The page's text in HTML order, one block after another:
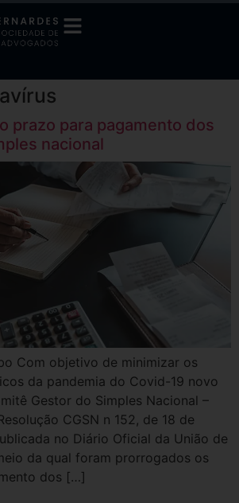
prazo para pagamento dos
nacional
Com objetivo de minimizar os
da pandemia do Covid-19 novo
Gestor do Simples Nacional –
CGSN n 152, de 18 de
no Diário Oficial da União de
da qual foram prorrogados os
dos […]